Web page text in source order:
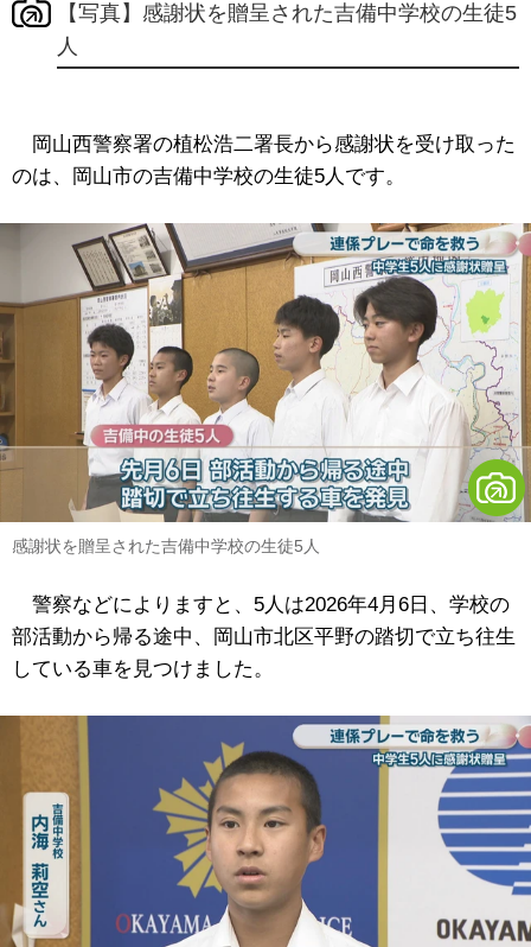
【写真】感謝状を贈呈された吉備中学校の生徒5
人
岡山西警察署の植松浩二署長から感謝状を受け取った
のは、岡山市の吉備中学校の生徒5人です。
感謝状を贈呈された吉備中学校の生徒5人
警察などによりますと、5人は2026年4月6日、学校の
部活動から帰る途中、岡山市北区平野の踏切で立ち往生
している車を見つけました。